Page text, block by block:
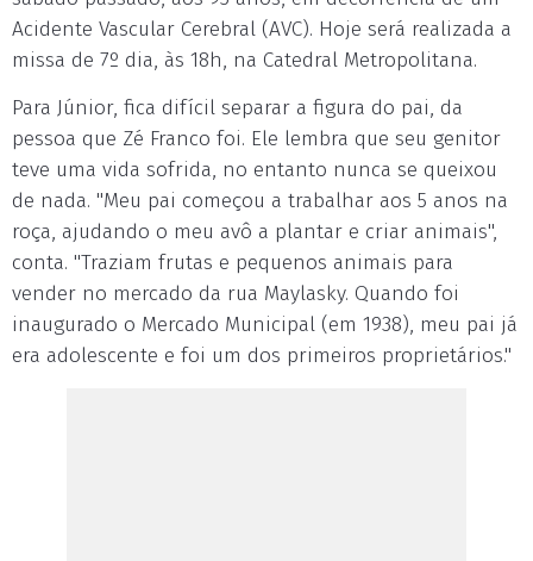
Acidente Vascular Cerebral (AVC). Hoje será realizada a
missa de 7º dia, às 18h, na Catedral Metropolitana.
Para Júnior, fica difícil separar a figura do pai, da
pessoa que Zé Franco foi. Ele lembra que seu genitor
teve uma vida sofrida, no entanto nunca se queixou
de nada. "Meu pai começou a trabalhar aos 5 anos na
roça, ajudando o meu avô a plantar e criar animais",
conta. "Traziam frutas e pequenos animais para
vender no mercado da rua Maylasky. Quando foi
inaugurado o Mercado Municipal (em 1938), meu pai já
era adolescente e foi um dos primeiros proprietários."